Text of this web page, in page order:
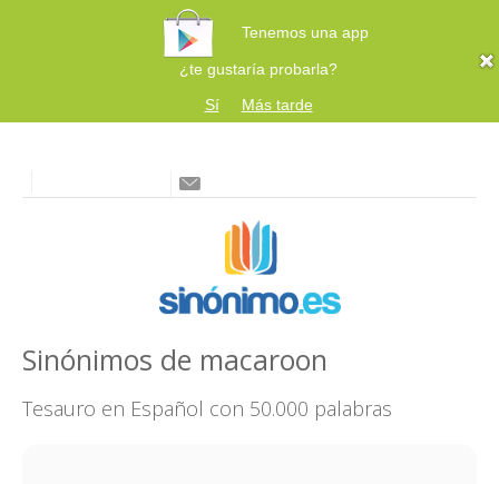
Tenemos una app
¿te gustaría probarla?
Sí
Más tarde
Sinónimos de macaroon
Tesauro en Español con 50.000 palabras